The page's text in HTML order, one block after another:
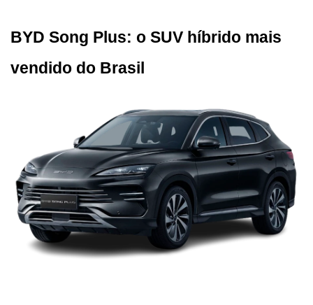
BYD Song Plus: o SUV híbrido mais
vendido do Brasil